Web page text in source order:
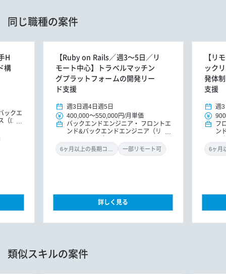
同じ職種の案件
H
構
ックエ
（D
【Ruby on Rails／週3～5日／リ
モート中心】トラベルマッチン
グプラットフォームの開発リー
ド支援
週3日 週4日 週5日
400,000～550,000円/月単価
バックエンドエンジニア
フロントエ
ンド&バックエンドエンジニア（リー
一部リモート可
詳しく見る
【リ
ック
発体
支援
週3
フ
ン
ニ
類似スキルの案件